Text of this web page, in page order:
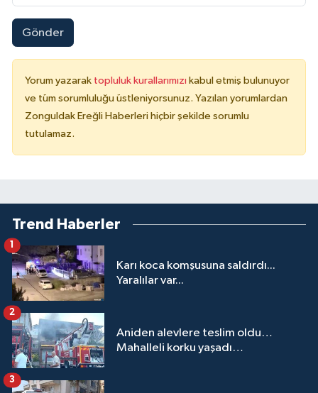
Gönder
Yorum yazarak topluluk kurallarımızı kabul etmiş bulunuyor
ve tüm sorumluluğu üstleniyorsunuz. Yazılan yorumlardan
Zonguldak Ereğli Haberleri hiçbir şekilde sorumlu
tutulamaz.
Trend Haberler
Karı koca komşusuna saldırdı...
Yaralılar var...
1
Aniden alevlere teslim oldu…
Mahalleli korku yaşadı…
2
3